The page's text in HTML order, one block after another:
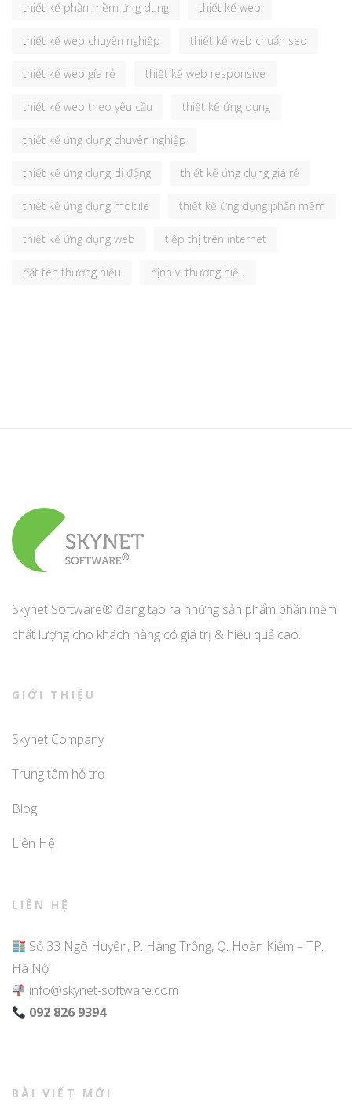
thiết kế phần mềm ứng dụng thiết kế web
thiết kế web chuyên nghiệp thiết kế web chuẩn seo
thiết kế web gía rẻ thiết kế web responsive
thiết kế web theo yêu cầu thiết kế ứng dụng
thiết kế ứng dụng chuyên nghiệp
thiết kế ứng dụng di động thiết kế ứng dụng giá rẻ
thiết kế ứng dụng mobile thiết kế ứng dụng phần mềm
thiết kế ứng dụng web tiếp thị trên internet
đặt tên thương hiệu định vị thương hiệu
Skynet Software® đang tạo ra những sản phẩm phần mềm
chất lượng cho khách hàng có giá trị & hiệu quả cao.
GIỚI THIỆU
Skynet Company
Trung tâm hỗ trợ
Blog
Liên Hệ
LIÊN HỆ
Số 33 Ngõ Huyện, P. Hàng Trống, Q. Hoàn Kiếm – TP.
Hà Nội
info@skynet-software.com
092 826 9394
BÀI VIẾT MỚI